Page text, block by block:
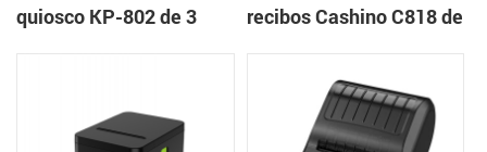
quiosco KP-802 de 3
integrado para quioscos
de apuestas
recibos Cashino C818 de
velocidad, para
sistemas POS y comida
para llevar.